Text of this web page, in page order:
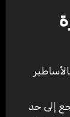
إلى حد